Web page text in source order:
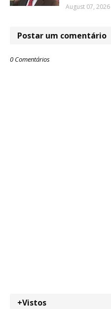
August 07, 2026
Postar um comentário
0 Comentários
+Vistos